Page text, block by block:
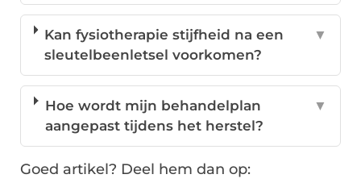
Kan fysiotherapie stijfheid na een
sleutelbeenletsel voorkomen?
▼
Hoe wordt mijn behandelplan
aangepast tijdens het herstel?
▼
Goed artikel? Deel hem dan op: